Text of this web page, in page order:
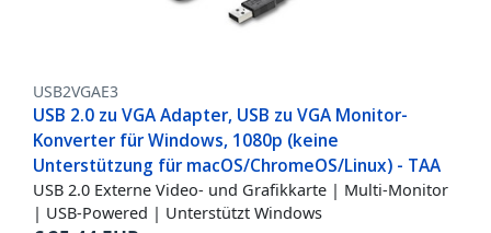
USB2VGAE3
USB 2.0 zu VGA Adapter, USB zu VGA Monitor-
Konverter für Windows, 1080p (keine
Unterstützung für macOS/ChromeOS/Linux) - TAA
USB 2.0 Externe Video- und Grafikkarte | Multi-Monitor
| USB-Powered | Unterstützt Windows